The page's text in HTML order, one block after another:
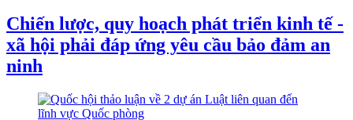
Chiến lược, quy hoạch phát triển kinh tế -
xã hội phải đáp ứng yêu cầu bảo đảm an
ninh